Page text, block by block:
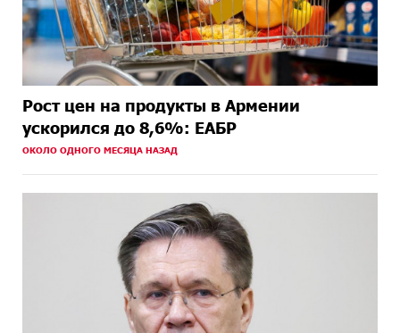
Рост цен на продукты в Армении
ускорился до 8,6%: ЕАБР
ОКОЛО ОДНОГО МЕСЯЦА НАЗАД